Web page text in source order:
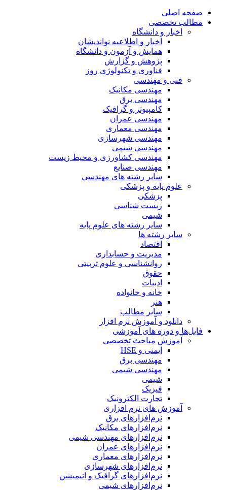
صفحه اصلی
مطالب تخصصی
اخبار و دانشگاه
اخبار و اطلاعیه نواندیشان
همایش و آزمون و دانشگاه
پژوهش و گزارش
فناوری و تکنولوژی روز
فنی و مهندسی
مهندسی مکانیک
مهندسی برق
کامپیوتر و گرافیک
مهندسی عمران
مهندسی معماری
مهندسی شهرسازی
مهندسی شیمی
مهندسی کشاورزی و محیط زیست
مهندسی صنایع
سایر رشته های مهندسی
علوم پایه و پزشکی
پزشکی
زیست شناسی
شیمی
سایر رشته های علوم پایه
سایر رشته ها
اقتصاد
مدیریت و حسابداری
روانشناسی و علوم تربیتی
حقوق
ادبیات
خانه و خانواده
هنر
سایر مطالب
دانلود و آموزش نرم افزار
فایل‌ها و دوره های آموزشی
آموزش مباحث تخصصی
ایمنی و HSE
مهندسی برق
مهندسی شیمی
شیمی
فیزیک
تجارت الکترونیک
آموزش های نرم افزاری
نرم‌افزارهای برق
نرم‌افزارهای مکانیک
نرم‌افزارهای مهندسی شیمی
نرم‌افزارهای عمران
نرم‌افزارهای معماری
نرم‌افزارهای شهرسازی
نرم‌افزارهای گرافیک و انیمیشن
نرم‌افزارهای شیمی